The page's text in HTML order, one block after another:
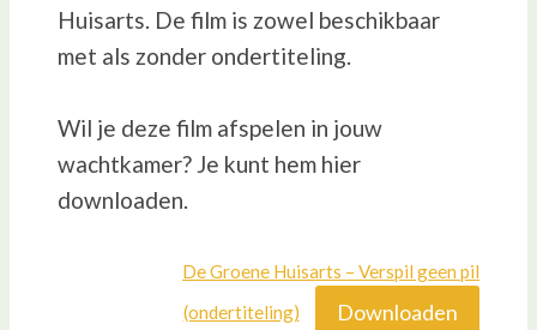
Huisarts. De film is zowel beschikbaar
met als zonder ondertiteling.
Wil je deze film afspelen in jouw
wachtkamer? Je kunt hem hier
downloaden.
De Groene Huisarts – Verspil geen pil
(ondertiteling)
Downloaden